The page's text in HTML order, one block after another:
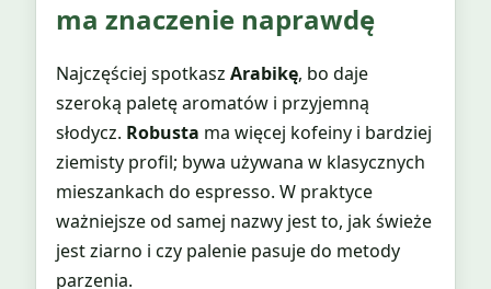
ma znaczenie naprawdę
Najczęściej spotkasz Arabikę, bo daje
szeroką paletę aromatów i przyjemną
słodycz. Robusta ma więcej kofeiny i bardziej
ziemisty profil; bywa używana w klasycznych
mieszankach do espresso. W praktyce
ważniejsze od samej nazwy jest to, jak świeże
jest ziarno i czy palenie pasuje do metody
parzenia.